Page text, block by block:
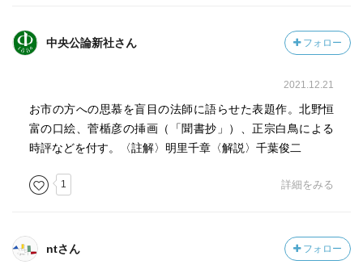
中央公論新社さん フォロー
2021.12.21
お市の方への思慕を盲目の法師に語らせた表題作。北野恒
富の口絵、菅楯彦の挿画（「聞書抄」）、正宗白鳥による
時評などを付す。〈註解〉明里千章〈解説〉千葉俊二
1 詳細をみる
ntさん フォロー